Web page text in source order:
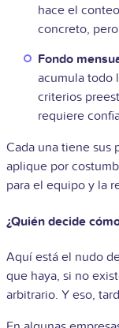
hace el
concreto,
Fondo
acumula todo
criterios
requiere
Cada una tiene sus
aplique por
para el equipo y la
¿Quién decide
Aquí está el nudo
que haya, si no
arbitrario. Y eso,